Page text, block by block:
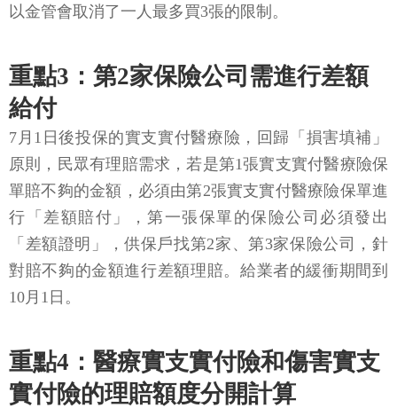
以金管會取消了一人最多買3張的限制。
重點3：第2家保險公司需進行差額
給付
7月1日後投保的實支實付醫療險，回歸「損害填補」
原則，民眾有理賠需求，若是第1張實支實付醫療險保
單賠不夠的金額，必須由第2張實支實付醫療險保單進
行「差額賠付」，第一張保單的保險公司必須發出
「差額證明」，供保戶找第2家、第3家保險公司，針
對賠不夠的金額進行差額理賠。給業者的緩衝期間到
10月1日。
重點4：醫療實支實付險和傷害實支
實付險的理賠額度分開計算